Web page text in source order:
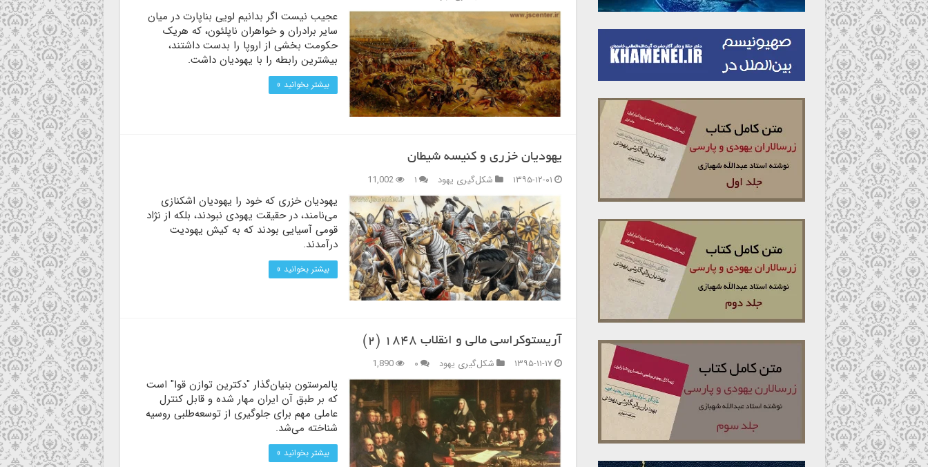
عجیب نیست اگر بدانیم لویی بناپارت در میان
سایر برادران و خواهران ناپلئون، که هریک
حکومت بخشی از اروپا را بدست داشتند،
بیشترین رابطه را با یهودیان داشت.
بیشتر بخوانید »
یهودیان خزری و کنیسه شیطان
۱۳۹۵-۱۲-۰۱
شکل‌گیری یهود ۱ 11,002
یهودیان خزری كه خود را یهودیان اشکنازی
می‌نامند، در حقیقت یهودی نبودند، بلکه از نژاد
قومی آسیایی بودند که به کیش یهودیت
درآمدند.
بیشتر بخوانید »
آریستوکراسی مالی و انقلاب ۱۸۴۸ (۲)
۱۳۹۵-۱۱-۱۷
شکل‌گیری یهود ۰ 1,890
پالمرستون بنیان‌گذار "دکترین توازن قوا" است
که بر طبق آن ایران مهار شده و قابل کنترل
عاملی مهم برای جلوگیری از توسعه‌طلبی روسیه
شناخته می‌شد.
بیشتر بخوانید »